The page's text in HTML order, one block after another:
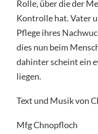
Rolle, über die der
Kontrolle hat. Vater
Pflege ihres
dies nun beim
dahinter scheint ein
liegen.
Text und Musik von
Mfg Chnopfloch